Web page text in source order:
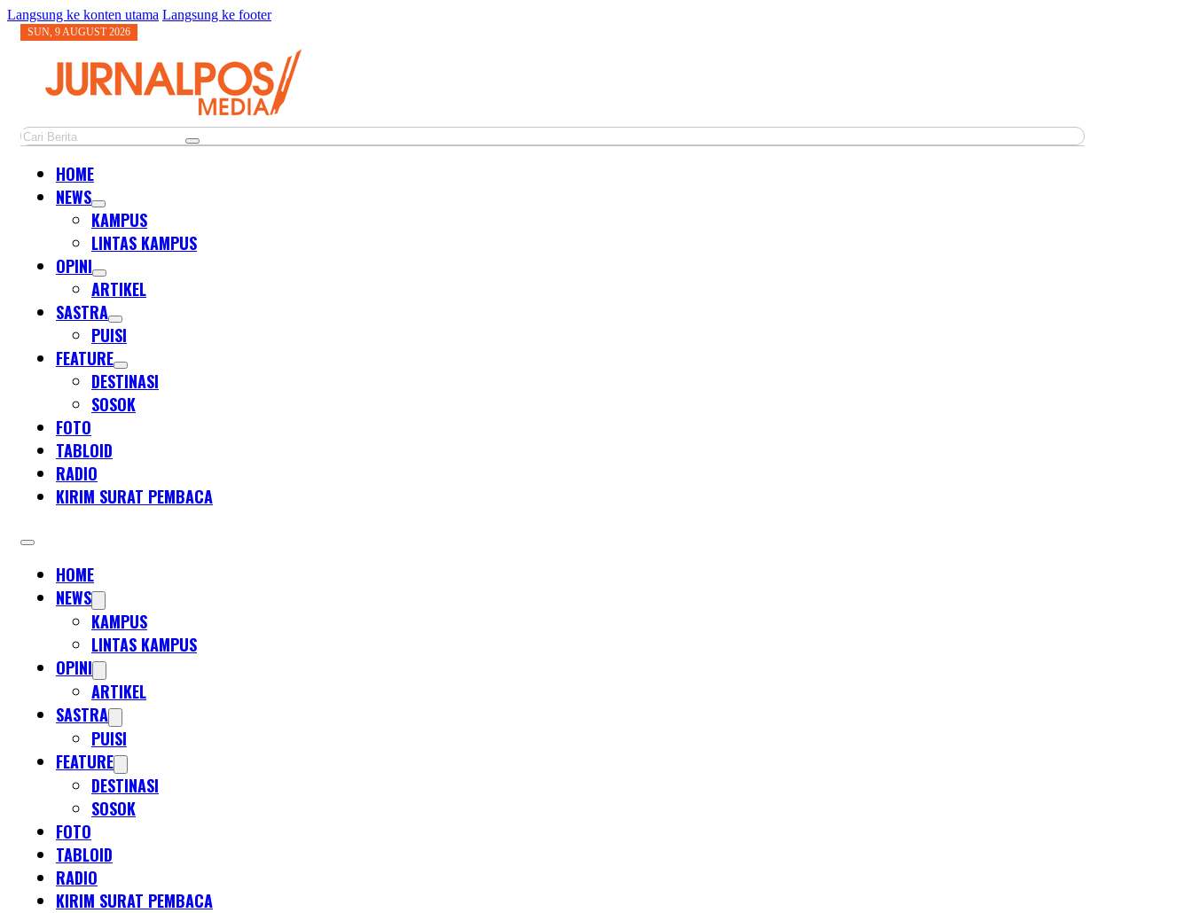
Langsung ke konten utama Langsung ke footer
SUN, 9 AUGUST 2026
Cari
HOME
NEWS
KAMPUS
LINTAS KAMPUS
OPINI
ARTIKEL
SASTRA
PUISI
FEATURE
DESTINASI
SOSOK
FOTO
TABLOID
RADIO
KIRIM SURAT PEMBACA
HOME
NEWS
KAMPUS
LINTAS KAMPUS
OPINI
ARTIKEL
SASTRA
PUISI
FEATURE
DESTINASI
SOSOK
FOTO
TABLOID
RADIO
KIRIM SURAT PEMBACA